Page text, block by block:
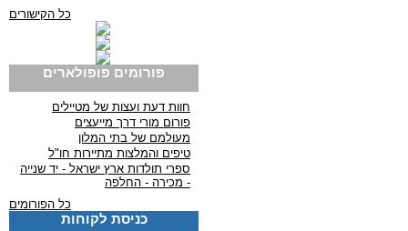
כל הקישורים
פורומים פופולארים
חוות דעת ועצות של מטיילים
פורום מורי דרך מייעצים
מעולמם של בתי המלון
טיפים והמלצות מתיירות חו"ל
ספרי תולדות ארץ ישראל - יד שנייה
- מכירה - החלפה
כל הפורומים
כניסת לקוחות